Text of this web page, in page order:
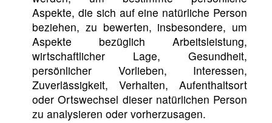
Aspekte, die sich auf eine natürliche Person
beziehen, zu bewerten, insbesondere, um
Aspekte bezüglich Arbeitsleistung,
wirtschaftlicher Lage, Gesundheit,
persönlicher Vorlieben, Interessen,
Zuverlässigkeit, Verhalten, Aufenthaltsort
oder Ortswechsel dieser natürlichen Person
zu analysieren oder vorherzusagen.